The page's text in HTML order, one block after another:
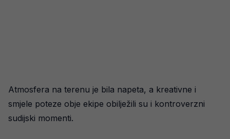
Atmosfera na terenu je bila napeta, a kreativne i
smjele poteze obje ekipe obilježili su i kontroverzni
sudijski momenti.